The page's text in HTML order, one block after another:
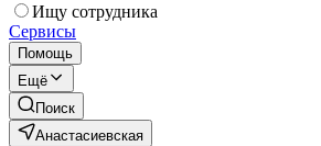
Ищу сотрудника
Сервисы
Помощь
Ещё
Поиск
Анастасиевская